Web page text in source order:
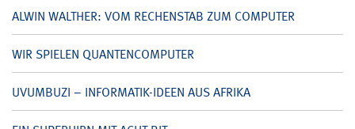
ALWIN WALTHER: VOM RECHENSTAB ZUM COMPUTER
WIR SPIELEN QUANTENCOMPUTER
UVUMBUZI – INFORMATIK-IDEEN AUS AFRIKA